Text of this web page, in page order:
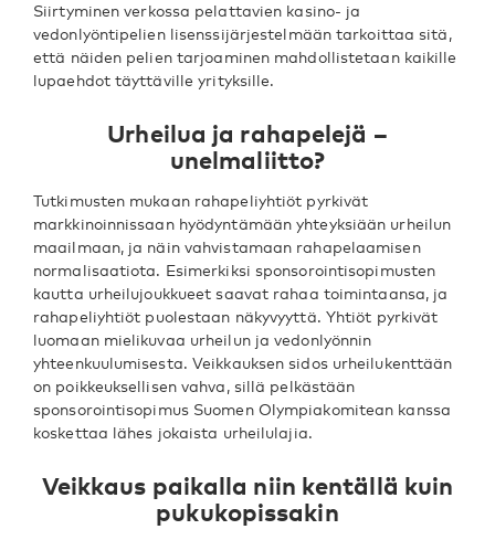
Siirtyminen verkossa pelattavien kasino- ja
vedonlyöntipelien lisenssijärjestelmään tarkoittaa sitä,
että näiden pelien tarjoaminen mahdollistetaan kaikille
lupaehdot täyttäville yrityksille.
Urheilua ja rahapelejä –
unelmaliitto?
Tutkimusten mukaan rahapeliyhtiöt pyrkivät
markkinoinnissaan hyödyntämään yhteyksiään urheilun
maailmaan, ja näin vahvistamaan rahapelaamisen
normalisaatiota. Esimerkiksi sponsorointisopimusten
kautta urheilujoukkueet saavat rahaa toimintaansa, ja
rahapeliyhtiöt puolestaan näkyvyyttä. Yhtiöt pyrkivät
luomaan mielikuvaa urheilun ja vedonlyönnin
yhteenkuulumisesta. Veikkauksen sidos urheilukenttään
on poikkeuksellisen vahva, sillä pelkästään
sponsorointisopimus Suomen Olympiakomitean kanssa
koskettaa lähes jokaista urheilulajia.
Veikkaus paikalla niin kentällä kuin
pukukopissakin